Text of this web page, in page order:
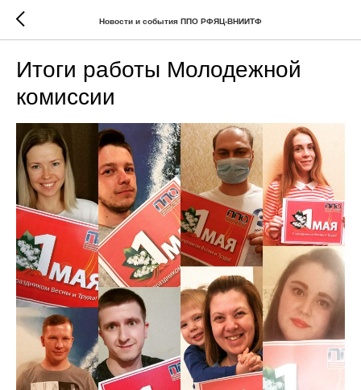
Новости и события ППО РФЯЦ-ВНИИТФ
Итоги работы Молодежной
комиссии